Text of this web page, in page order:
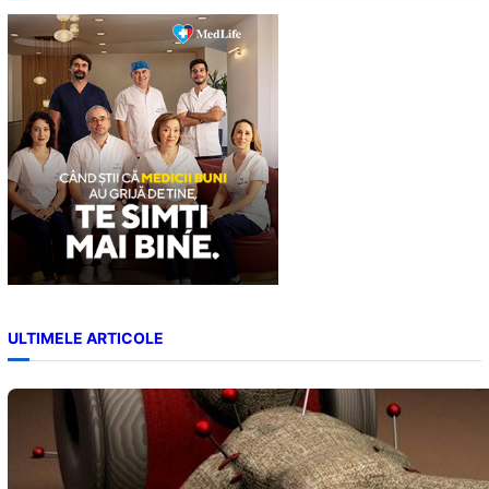
c
h
ULTIMELE ARTICOLE